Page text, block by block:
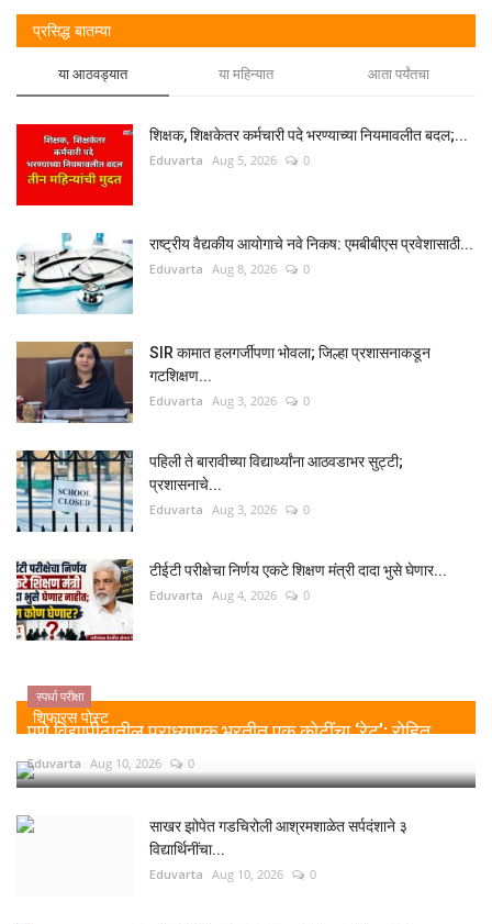
प्रसिद्ध बातम्या
या आठवड्यात या महिन्यात आता पर्यंतचा
शिक्षक, शिक्षकेतर कर्मचारी पदे भरण्याच्या नियमावलीत बदल;...
Eduvarta Aug 5, 2026 0
राष्ट्रीय वैद्यकीय आयोगाचे नवे निकष: एमबीबीएस प्रवेशासाठी...
Eduvarta Aug 8, 2026 0
SIR कामात हलगर्जीपणा भोवला; जिल्हा प्रशासनाकडून
गटशिक्षण...
Eduvarta Aug 3, 2026 0
पहिली ते बारावीच्या विद्यार्थ्यांना आठवडाभर सुट्टी;
प्रशासनाचे...
Eduvarta Aug 3, 2026 0
टीईटी परीक्षेचा निर्णय एकटे शिक्षण मंत्री दादा भुसे घेणार...
Eduvarta Aug 4, 2026 0
शिफारस पोस्ट
स्पर्धा परीक्षा
पुणे विद्यापीठातील प्राध्यापक भरतीत एक कोटींचा ‘रेट’; रोहित...
Eduvarta Aug 10, 2026 0
साखर झोपेत गडचिरोली आश्रमशाळेत सर्पदंशाने ३
विद्यार्थिनींचा...
Eduvarta Aug 10, 2026 0